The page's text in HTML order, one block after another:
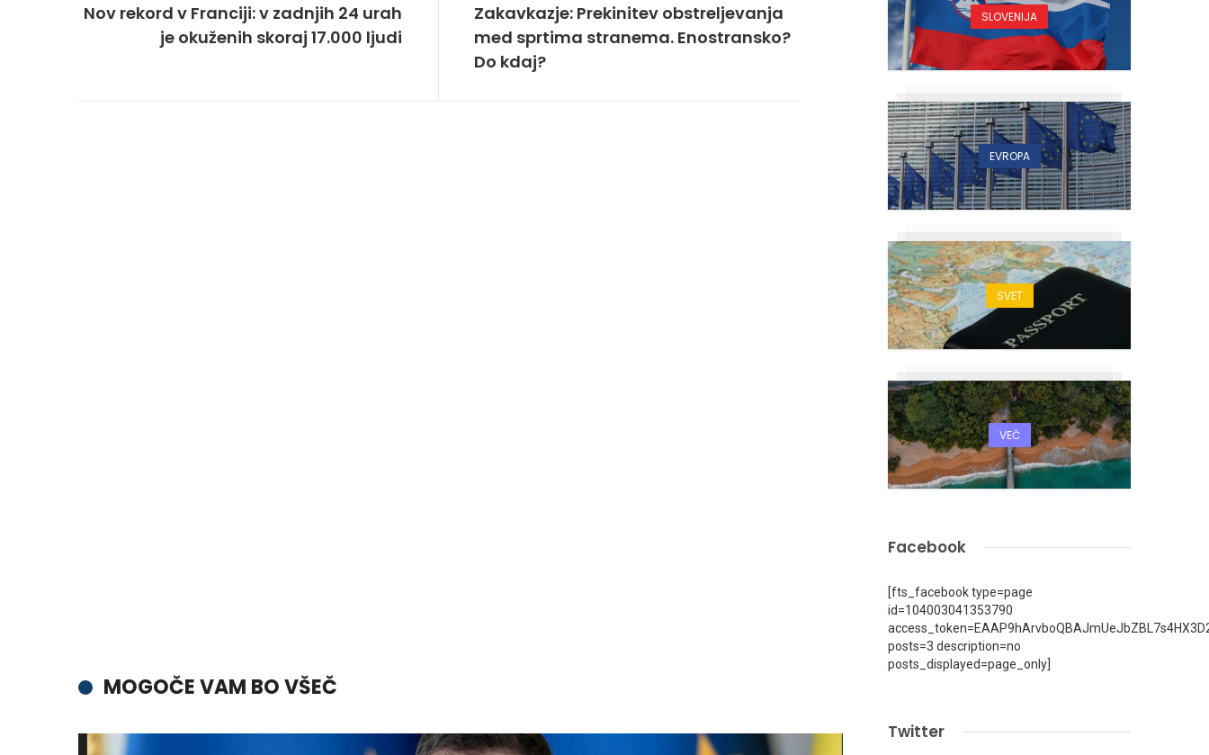
Nov rekord v Franciji: v zadnjih 24 urah
je okuženih skoraj 17.000 ljudi
Zakavkazje: Prekinitev obstreljevanja
med sprtima stranema. Enostransko?
Do kdaj?
MOGOČE VAM BO VŠEČ
SLOVENIJA
EVROPA
SVET
VEČ
Facebook
[fts_facebook type=page
id=104003041353790
posts=3 description=no
posts_displayed=page_only]
Twitter